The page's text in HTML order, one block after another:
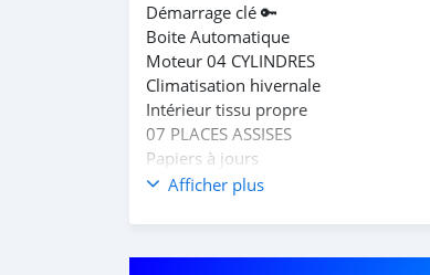
Démarrage clé 🔑
Boite Automatique
Moteur 04 CYLINDRES
Climatisation hivernale
Intérieur tissu propre
07 PLACES ASSISES
Papiers à jours
Série CJ
COTONOU
Afficher plus